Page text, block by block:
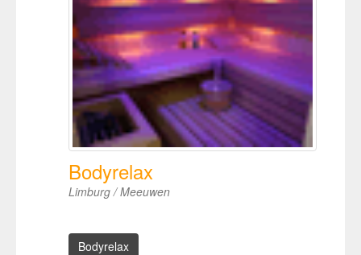
Bodyrelax
Limburg / Meeuwen
Bodyrelax